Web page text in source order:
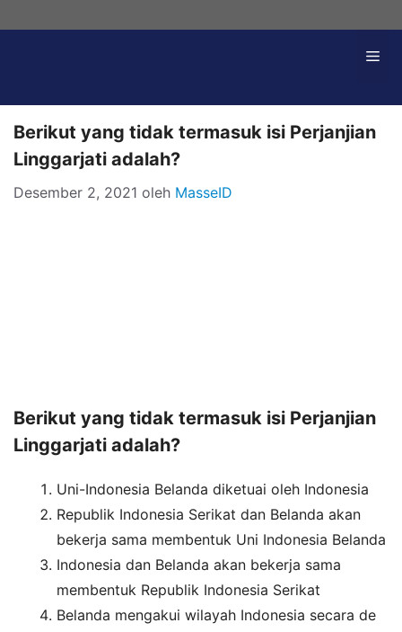
Berikut yang tidak termasuk isi Perjanjian
Linggarjati adalah?
Desember 2, 2021 oleh MasseID
Berikut yang tidak termasuk isi Perjanjian
Linggarjati adalah?
Uni-Indonesia Belanda diketuai oleh Indonesia
Republik Indonesia Serikat dan Belanda akan
bekerja sama membentuk Uni Indonesia Belanda
Indonesia dan Belanda akan bekerja sama
membentuk Republik Indonesia Serikat
Belanda mengakui wilayah Indonesia secara de